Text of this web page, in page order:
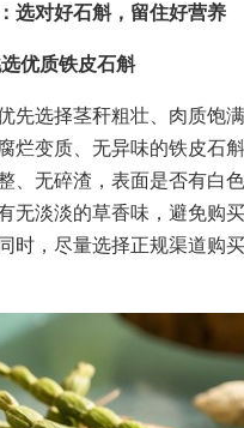
选对好石斛，留住好营养
优质铁皮石斛
先选择茎秆粗壮、肉质饱
烂变质、无异味的铁皮石
、无碎渣，表面是否有白
无淡淡的草香味，避免购买
时，尽量选择正规渠道购